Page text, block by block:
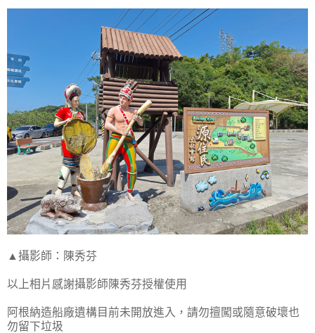
▲攝影師：陳秀芬
以上相片感謝攝影師陳秀芬授權使用
阿根納造船廠遺構目前未開放進入，請勿擅闖或隨意破壞也
勿留下垃圾